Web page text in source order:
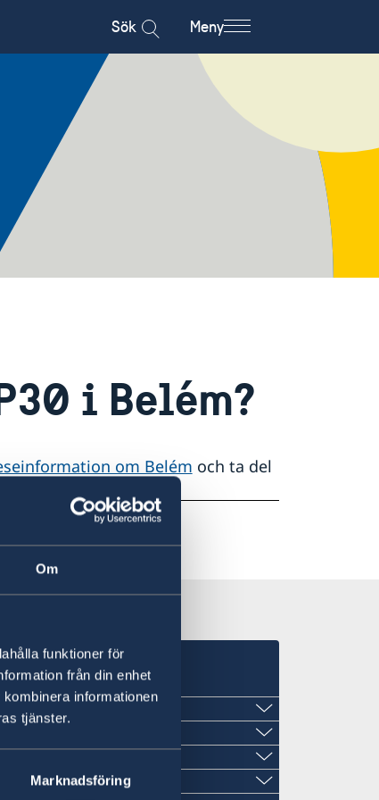
Om
funktioner för
från din enhet
informationen
tjänster.
Marknadsföring
Sök Meny
i Belém?
om Belém och ta del